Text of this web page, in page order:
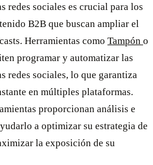
redes sociales es crucial para los
B2B que buscan ampliar el
Herramientas como Tampón o
programar y automatizar las
redes sociales, lo que garantiza
en múltiples plataformas.
proporcionan análisis e
a optimizar su estrategia de
la exposición de su